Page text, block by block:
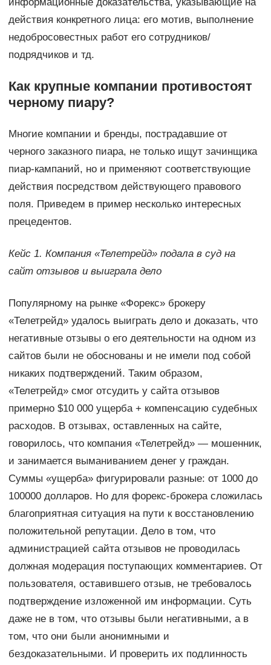
информационные доказательства, указывающие на
действия конкретного лица: его мотив, выполнение
недобросовестных работ его сотрудников/
подрядчиков и тд.
Как крупные компании противостоят
черному пиару?
Многие компании и бренды, пострадавшие от
черного заказного пиара, не только ищут зачинщика
пиар-кампаний, но и применяют соответствующие
действия посредством действующего правового
поля. Приведем в пример несколько интересных
прецедентов.
Кейс 1. Компания «Телетрейд» подала в суд на
сайт отзывов и выиграла дело
Популярному на рынке «Форекс» брокеру
«Телетрейд» удалось выиграть дело и доказать, что
негативные отзывы о его деятельности на одном из
сайтов были не обоснованы и не имели под собой
никаких подтверждений. Таким образом,
«Телетрейд» смог отсудить у сайта отзывов
примерно $10 000 ущерба + компенсацию судебных
расходов. В отзывах, оставленных на сайте,
говорилось, что компания «Телетрейд» — мошенник,
и занимается выманиванием денег у граждан.
Суммы «ущерба» фигурировали разные: от 1000 до
100000 долларов. Но для форекс-брокера сложилась
благоприятная ситуация на пути к восстановлению
положительной репутации. Дело в том, что
администрацией сайта отзывов не проводилась
должная модерация поступающих комментариев. От
пользователя, оставившего отзыв, не требовалось
подтверждение изложенной им информации. Суть
даже не в том, что отзывы были негативными, а в
том, что они были анонимными и
бездоказательными. И проверить их подлинность